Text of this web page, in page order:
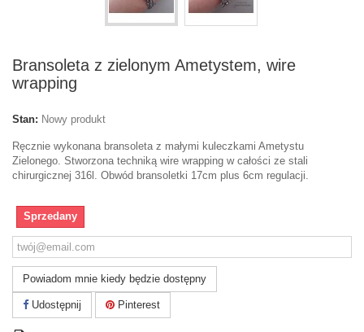
Bransoleta z zielonym Ametystem, wire
wrapping
Stan: Nowy produkt
Ręcznie wykonana bransoleta z małymi kuleczkami Ametystu
Zielonego. Stworzona techniką wire wrapping w całości ze stali
chirurgicznej 316l. Obwód bransoletki 17cm plus 6cm regulacji.
Sprzedany
Powiadom mnie kiedy będzie dostępny
Udostępnij Pinterest